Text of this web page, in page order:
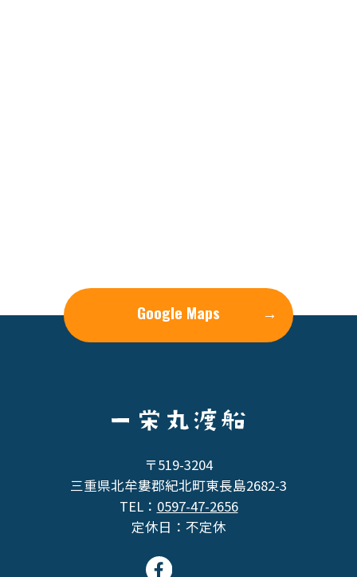
Google Maps →
〒519-3204
三重県北牟婁郡紀北町東長島2682-3
TEL： 0597-47-2656
定休日：不定休